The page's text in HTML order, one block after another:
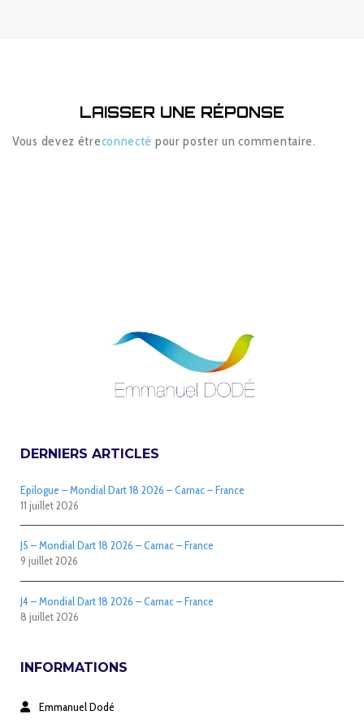
LAISSER UNE RÉPONSE
Vous devez êtreconnecté pour poster un commentaire.
DERNIERS ARTICLES
Epilogue – Mondial Dart 18 2026 – Carnac – France
11 juillet 2026
J5 – Mondial Dart 18 2026 – Carnac – France
9 juillet 2026
J4 – Mondial Dart 18 2026 – Carnac – France
8 juillet 2026
INFORMATIONS
Emmanuel Dodé